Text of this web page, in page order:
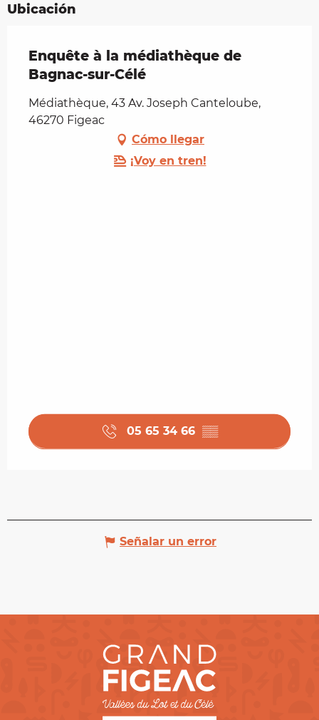
Ubicación
Enquête à la médiathèque de
Bagnac-sur-Célé
Médiathèque, 43 Av. Joseph Canteloube,
46270 Figeac
Cómo llegar
¡Voy en tren!
05 65 34 66 ▒▒
Señalar un error